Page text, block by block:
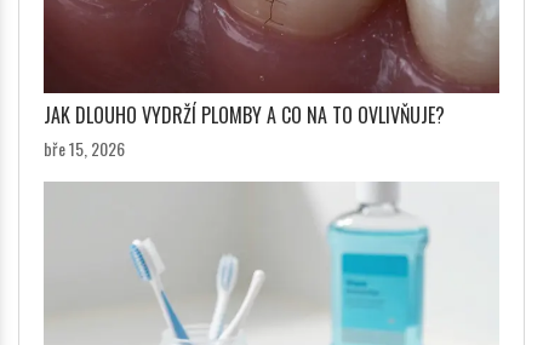
JAK DLOUHO VYDRŽÍ PLOMBY A CO NA TO OVLIVŇUJE?
bře 15, 2026